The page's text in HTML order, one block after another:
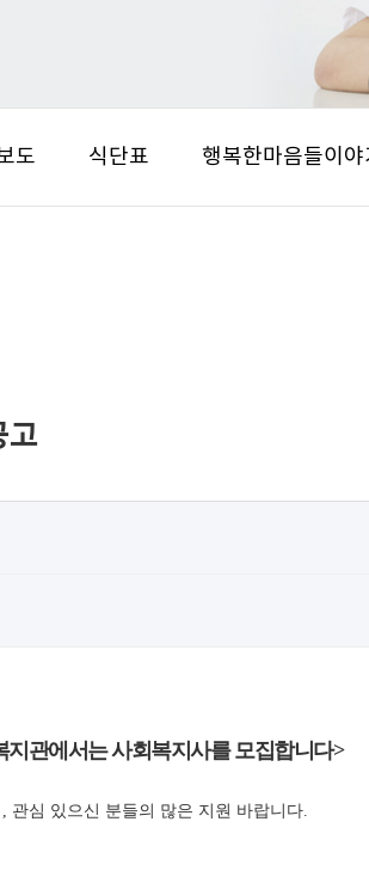
도 식단표 행복한마음들이야
고
지관에서는 사회복지사를 모집합니다>
, 관심 있으신 분들의 많은 지원 바랍니다.